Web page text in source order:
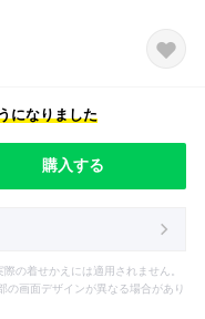
になりました
購入する
の着せかえには適用されません。
の画面デザインが異なる場合があり